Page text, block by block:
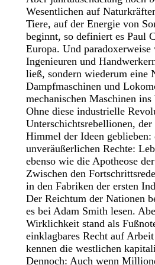
Wesentlichen auf
Tiere, auf der Energie von
beginnt, so definiert es Paul
Europa. Und
Ingenieuren und
ließ, sondern wiederum eine
Dampfmaschinen und
mechanischen Maschinen
Ohne diese industrielle
Unterschichtsrebellionen,
Himmel der Ideen
unveräußerlichen Rechte:
ebenso wie die Apotheose
Zwischen den
in den Fabriken der ersten
Der Reichtum der Nationen
es bei Adam Smith lesen.
Wirklichkeit stand als
einklagbares Recht auf
kennen die westlichen
Dennoch: Auch wenn